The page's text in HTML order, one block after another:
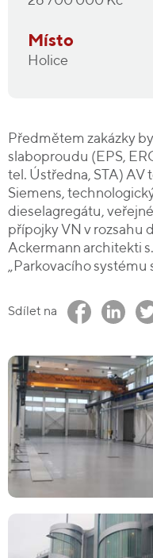
Místo
Holice
Předmětem zakázky
slaboproudu (EPS,
tel. Ústředna, STA) AV
Siemens,
dieselagregátu,
přípojky VN v rozsahu
Ackermann architekti
„Parkovacího
Sdílet na